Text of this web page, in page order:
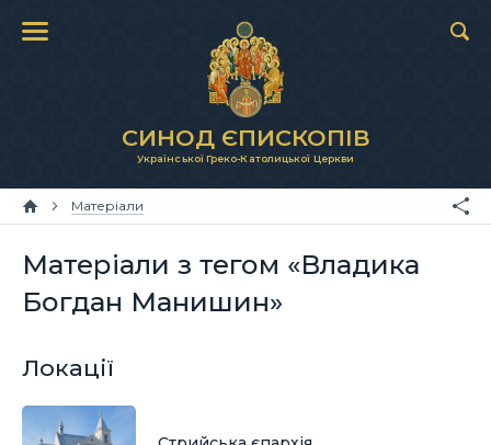
СИНОД ЄПИСКОПІВ
Української Греко-Католицької Церкви
Матеріали
Матеріали з тегом «Владика
Богдан Манишин»
Локації